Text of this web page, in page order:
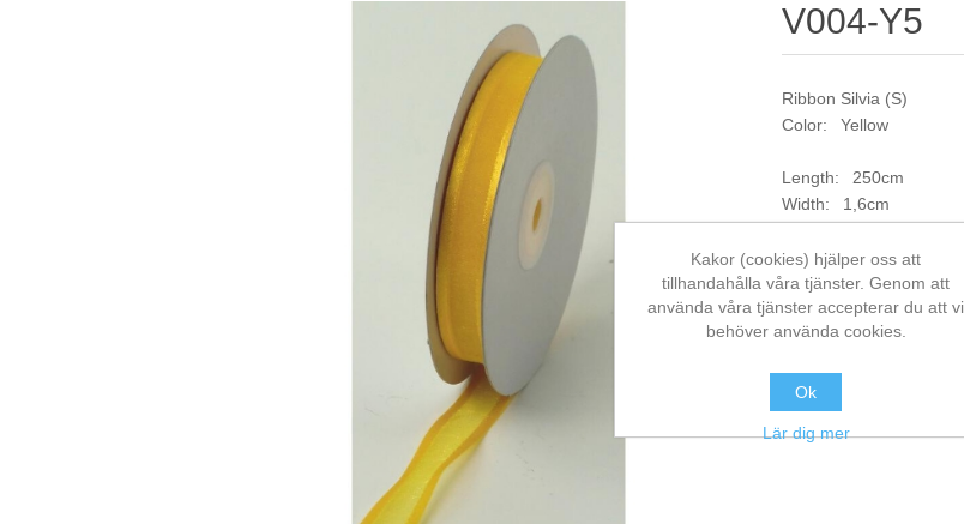
V004-Y5
Ribbon Silvia (S)
Color: Yellow
Length: 250cm
Width: 1,6cm
Artikelnr: V004-Y5
Jämför denna
Kakor (cookies) hjälper oss att
tillhandahålla våra tjänster. Genom att
använda våra tjänster accepterar du att vi
behöver använda cookies.
Ok
Lär dig mer